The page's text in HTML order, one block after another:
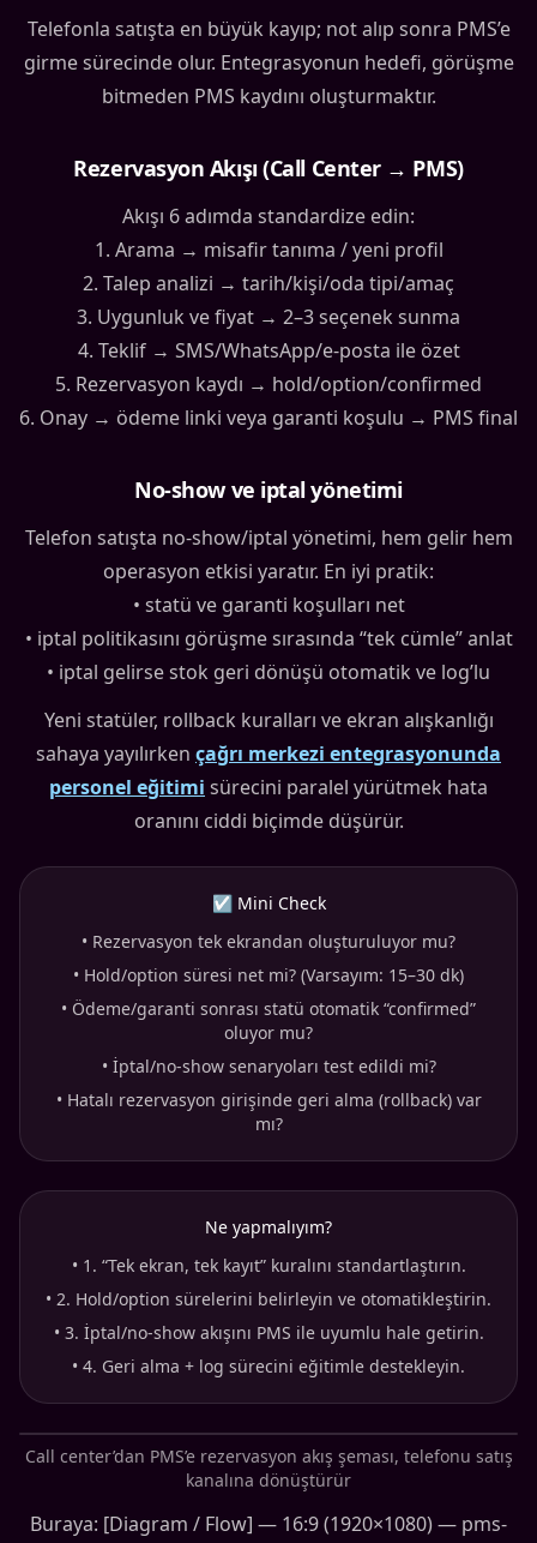
Telefonla satışta en büyük kayıp; not alıp sonra PMS’e
girme sürecinde olur. Entegrasyonun hedefi, görüşme
bitmeden PMS kaydını oluşturmaktır.
Rezervasyon Akışı (Call Center → PMS)
Akışı 6 adımda standardize edin:
1. Arama → misafir tanıma / yeni profil
2. Talep analizi → tarih/kişi/oda tipi/amaç
3. Uygunluk ve fiyat → 2–3 seçenek sunma
4. Teklif → SMS/WhatsApp/e-posta ile özet
5. Rezervasyon kaydı → hold/option/confirmed
6. Onay → ödeme linki veya garanti koşulu → PMS final
No-show ve iptal yönetimi
Telefon satışta no-show/iptal yönetimi, hem gelir hem
operasyon etkisi yaratır. En iyi pratik:
• statü ve garanti koşulları net
• iptal politikasını görüşme sırasında “tek cümle” anlat
• iptal gelirse stok geri dönüşü otomatik ve log’lu
Yeni statüler, rollback kuralları ve ekran alışkanlığı
sahaya yayılırken çağrı merkezi entegrasyonunda
personel eğitimi sürecini paralel yürütmek hata
oranını ciddi biçimde düşürür.
☑ Mini Check
• Rezervasyon tek ekrandan oluşturuluyor mu?
• Hold/option süresi net mi? (Varsayım: 15–30 dk)
• Ödeme/garanti sonrası statü otomatik “confirmed”
oluyor mu?
• İptal/no-show senaryoları test edildi mi?
• Hatalı rezervasyon girişinde geri alma (rollback) var
mı?
Ne yapmalıyım?
• 1. “Tek ekran, tek kayıt” kuralını standartlaştırın.
• 2. Hold/option sürelerini belirleyin ve otomatikleştirin.
• 3. İptal/no-show akışını PMS ile uyumlu hale getirin.
• 4. Geri alma + log sürecini eğitimle destekleyin.
Call center’dan PMS’e rezervasyon akış şeması, telefonu satış
kanalına dönüştürür
Buraya: [Diagram / Flow] — 16:9 (1920×1080) — pms-